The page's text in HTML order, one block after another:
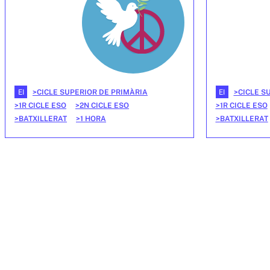
EI
CICLE SUPERIOR DE PRIMÀRIA
1R CICLE ESO
2N CICLE ESO
BATXILLERAT
1 HORA
EI
CICLE
1R CICLE ESO
BATXILLERAT